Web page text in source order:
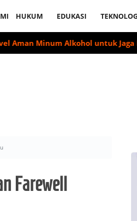
HUKUM EDUKASI
Alkohol untuk Jaga
Farewell